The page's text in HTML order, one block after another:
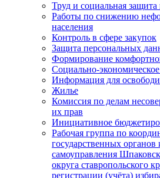
Труд и социальная защита
Работы по снижению
населения
Контроль в сфере закупок
Защита персональных
Формирование
Социально-
Информация для
Жилье
Комиссия по делам
их прав
Инициативное
Рабочая группа по
государственных органов
самоуправления
округа ставропольского
регистрации (учёта)